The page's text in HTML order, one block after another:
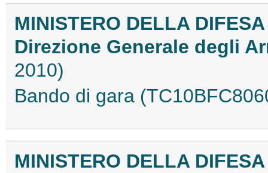
MINISTERO DELLA DIFESA
Direzione Generale degli
2010)
Bando di gara
MINISTERO DELLA DIFESA